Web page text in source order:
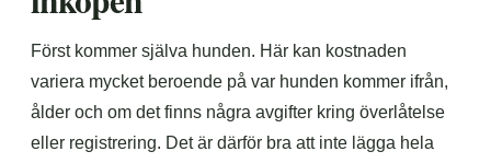
Först kommer själva hunden. Här kan kostnaden
variera mycket beroende på var hunden kommer ifrån,
ålder och om det finns några avgifter kring överlåtelse
eller registrering. Det är därför bra att inte lägga hela